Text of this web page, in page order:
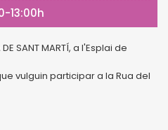
13:00h
DE SANT MARTÍ, a l'Esplai de
vulguin participar a la Rua del